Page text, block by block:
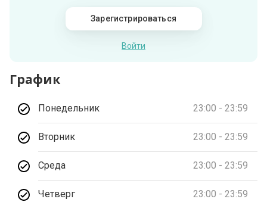
Зарегистрироваться
Войти
График
Понедельник 23:00 - 23:59
Вторник 23:00 - 23:59
Среда 23:00 - 23:59
Четверг 23:00 - 23:59